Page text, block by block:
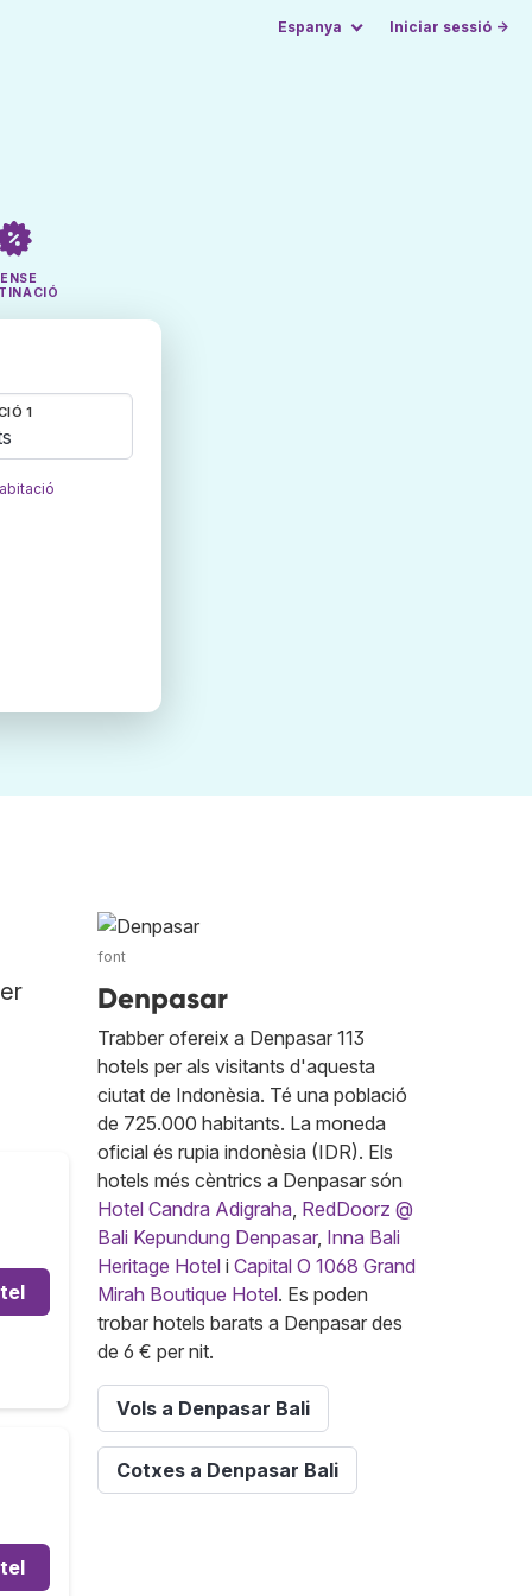
Espanya Iniciar sessió →
1
font
Denpasar
Trabber ofereix a Denpasar 113
hotels per als visitants d'aquesta
ciutat de Indonèsia. Té una població
de 725.000 habitants. La moneda
oficial és rupia indonèsia (IDR). Els
hotels més cèntrics a Denpasar són
Hotel Candra Adigraha, RedDoorz @
Bali Kepundung Denpasar, Inna Bali
Heritage Hotel i Capital O 1068 Grand
Mirah Boutique Hotel. Es poden
trobar hotels barats a Denpasar des
de 6 € per nit.
Vols a Denpasar Bali
Cotxes a Denpasar Bali